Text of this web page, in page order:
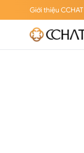
Giới thiệu CCHAT